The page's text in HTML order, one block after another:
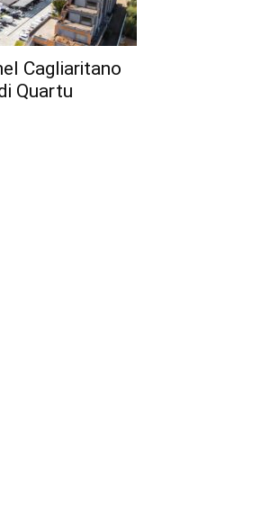
Cagliaritano
Quartu